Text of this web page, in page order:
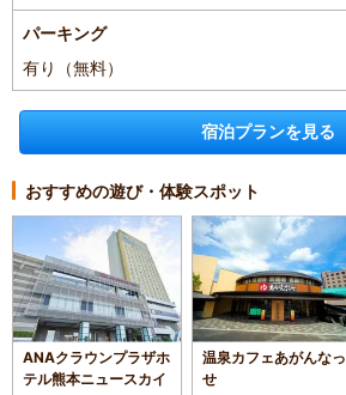
パーキング
有り（無料）
宿泊プランを見る
おすすめの遊び・体験スポット
ANAクラウンプラザホ
テル熊本ニュースカイ
温泉カフェあがんなっ
せ